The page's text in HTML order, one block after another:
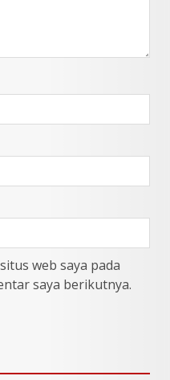
web saya pada
saya berikutnya.